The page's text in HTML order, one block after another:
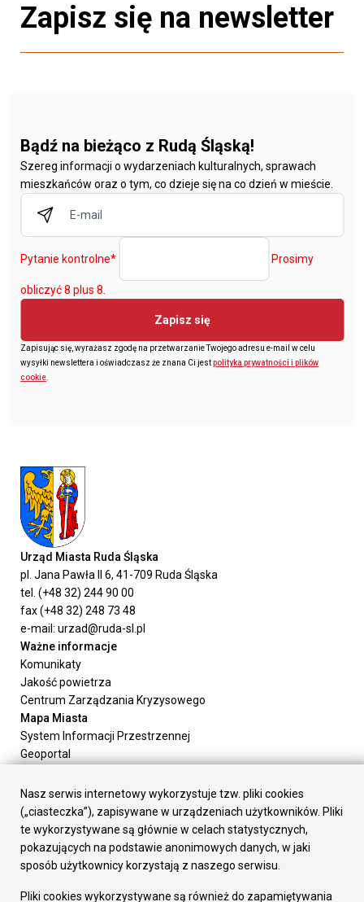
Zapisz się na newsletter
Bądź na bieżąco z Rudą Śląską!
Szereg informacji o wydarzeniach kulturalnych, sprawach
mieszkańców oraz o tym, co dzieje się na co dzień w mieście.
Pytanie kontrolne* Prosimy
obliczyć 8 plus 8.
Zapisz się
Zapisując się, wyrażasz zgodę na przetwarzanie Twojego adresu e-mail w celu
wysyłki newslettera i oświadczasz że znana Ci jestpolityka prywatności i plików
cookie.
Urząd Miasta Ruda Śląska
pl. Jana Pawła II 6, 41-709 Ruda Śląska
tel. (+48 32) 244 90 00
fax (+48 32) 248 73 48
e-mail: urzad@ruda-sl.pl
Ważne informacje
Komunikaty
Jakość powietrza
Centrum Zarządzania Kryzysowego
Mapa Miasta
System Informacji Przestrzennej
Geoportal
Załatw sprawę
Prezydent Miasta
Rada Miasta
Wydziały
Elektroniczna Skrzynka Podawcza
Gospodarka
Nasz serwis internetowy wykorzystuje tzw. pliki cookies
(„ciasteczka”), zapisywane w urządzeniach użytkowników. Pliki
te wykorzystywane są głównie w celach statystycznych,
pokazujących na podstawie anonimowych danych, w jaki
sposób użytkownicy korzystają z naszego serwisu.
Pliki cookies wykorzystywane są również do zapamiętywania